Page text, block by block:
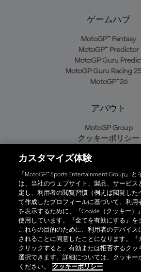
ゲームハブ
MotoGP™ Fantasy
MotoGP™ Predictor
MotoGP Guru
MotoGP Guru Racing
MotoGP™26
アバウト
MotoGP Group
クッキーポリシー
プライバシーポリシ
購入ポリシー
オフィシャルアプリ
© 2026 MotoGP Sports Entertainment Group.
商標はそれぞれの所有者に帰属。
カスタマイズ体験
『MotoGP™ Sports Entertainment Group』
は、当社のウェブサイト、製品、サービス
定し、利用者の閲覧習慣（例えば閲覧した
て作成したプロフィールに基づいて、利用
を表示するために、『Cookie（クッキー）
使用しています。『全てを有効にする』を
これらの目的のために、利用者のデバイス
されることに同意したことになります。『
クリックすると、有効または拒否するクッ
選択できます。詳細については、クッキー
ください。
クッキーポリシー